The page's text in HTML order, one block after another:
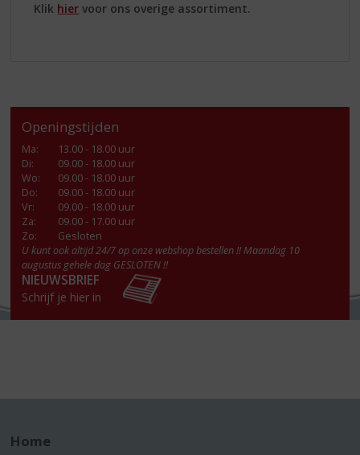
Klik hier voor ons overige assortiment.
Openingstijden
Ma:
13.00 - 18.00 uur
Di:
09.00 - 18.00 uur
Wo:
09.00 - 18.00 uur
Do:
09.00 - 18.00 uur
Vr:
09.00 - 18.00 uur
Za:
09.00 - 17.00 uur
Zo:
Gesloten
U kunt ook altijd 24/7 op onze webshop bestellen !! Maandag 10
augustus gehele dag GESLOTEN !!
NIEUWSBRIEF
Schrijf je hier in
Home